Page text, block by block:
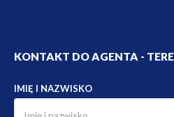
KONTAKT DO AGENTA -
IMIĘ I NAZWISKO